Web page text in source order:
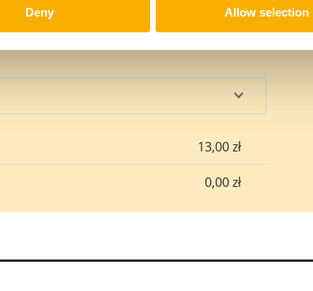
Deny Allow selection
13,00 zł
0,00 zł